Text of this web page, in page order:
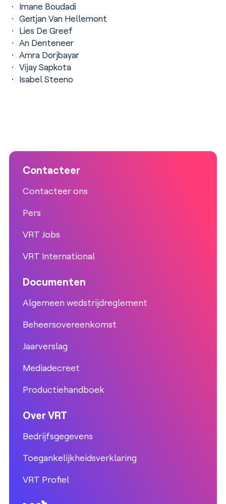
Imane Boudadi
Gertjan Van Hellemont
Lies De Greef
An Denteneer
Amra Dorjbayar
Vijay Sapkota
Isabel Steeno
Contacteer
Contacteer ons
Pers
VRT Jobs
VRT International
Documenten
Algemeen wedstrijdreglement
Beheersovereenkomst
Jaarverslag
Mediadecreet
Productiehandboek
Over VRT
Bedrijfsgegevens
Toegankelijkheidsverklaring
VRT Profiel